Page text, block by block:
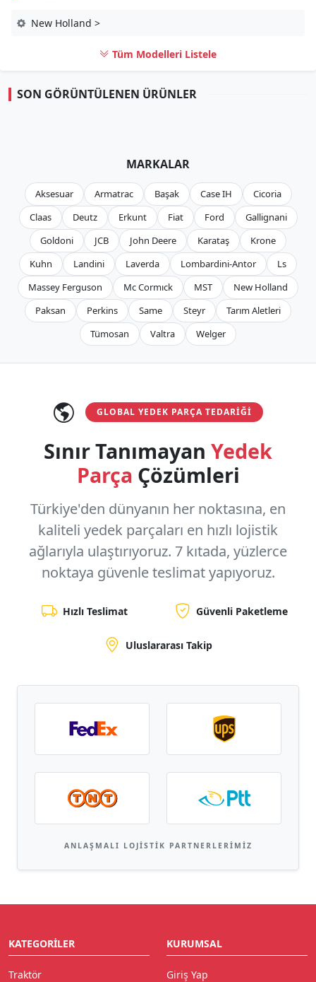
New Holland >
Tüm Modelleri Listele
SON GÖRÜNTÜLENEN ÜRÜNLER
MARKALAR
Aksesuar Armatrac Başak Case IH
Cicoria
Claas
Deutz Erkunt Fiat Ford
Gallignani
Goldoni
JCB John Deere Karataş
Krone
Kuhn
Landini Laverda Lombardini-Antor
Ls
Massey Ferguson
Mc Cormıck MST
New Holland
Paksan
Perkins Same Steyr
Tarım Aletleri
Tümosan
Valtra Welger
GLOBAL YEDEK PARÇA TEDARIĞI
Sınır Tanımayan Yedek
Parça Çözümleri
Türkiye'den dünyanın her noktasına, en
kaliteli yedek parçaları en hızlı lojistik
ağlarıyla ulaştırıyoruz. 7 kıtada, yüzlerce
noktaya güvenle teslimat yapıyoruz.
Hızlı Teslimat Güvenli Paketleme
Uluslararası Takip
ANLAŞMALI LOJISTIK PARTNERLERIMIZ
KATEGORILER
Traktör
KURUMSAL
Giriş Yap